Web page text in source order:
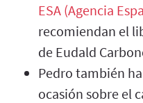
ESA (Agencia
recomiendan el
de Eudald
Pedro también
ocasión sobre el